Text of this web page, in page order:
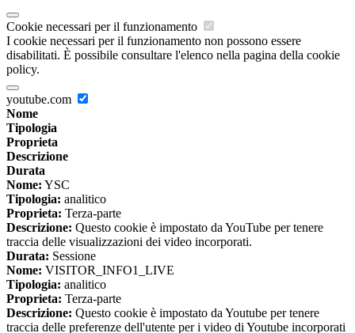
Cookie necessari per il funzionamento
I cookie necessari per il funzionamento non possono essere
disabilitati. È possibile consultare l'elenco nella pagina della cookie
policy.
youtube.com
Nome
Tipologia
Proprieta
Descrizione
Durata
Nome: YSC
Tipologia: analitico
Proprieta: Terza-parte
Descrizione: Questo cookie è impostato da YouTube per tenere
traccia delle visualizzazioni dei video incorporati.
Durata: Sessione
Nome: VISITOR_INFO1_LIVE
Tipologia: analitico
Proprieta: Terza-parte
Descrizione: Questo cookie è impostato da Youtube per tenere
traccia delle preferenze dell'utente per i video di Youtube incorporati